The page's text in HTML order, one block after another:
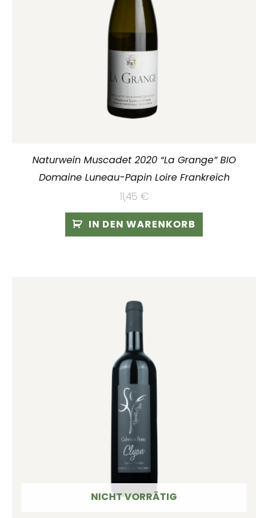
Naturwein Muscadet 2020 “La Grange” BIO
Domaine Luneau-Papin Loire Frankreich
11,45 €
IN DEN WARENKORB
NICHT VORRÄTIG